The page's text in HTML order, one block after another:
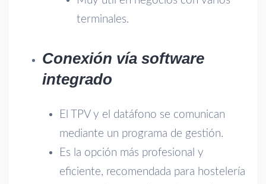
terminales.
Conexión vía software
integrado
El TPV y el datáfono se comunican
mediante un programa de gestión.
Es la opción más profesional y
eficiente, recomendada para hostelería